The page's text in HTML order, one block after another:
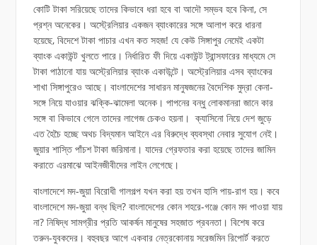
কোটি টাকা সরিয়েছে তাদের কিভাবে ধরা হবে বা আদৌ সম্ভব হবে কিনা, সে
প্রশ্ন অনেকের। অস্ট্রেলিয়ার একজন ব্যাংকারের সঙ্গে আলাপ করে ধারনা
হয়েছে, বিদেশে টাকা পাচার এখন কত সহজ! যে কেউ সিঙ্গাপুর নেমেই একটা
ব্যাংক একাউন্ট খুলতে পারে। নির্ধারিত ফী দিয়ে একাউন্ট ট্রান্সফারের মাধ্যমে সে
টাকা পাঠানো যায় অস্ট্রেলিয়ার ব্যাংক একাউন্টে। অস্ট্রেলিয়ার এসব ব্যাংকের
শাখা সিঙ্গাপুরেও আছে। বাংলাদেশের সাধারন মানুষজনের বৈদেশিক মুদ্রা কেনা-
সঙ্গে নিয়ে যাওয়ার ঝক্কি-ঝামেলা অনেক। পাপনের বন্ধু লোকমানরা জানে কার
সঙ্গে বা কিভাবে গেলে তাদের লাগেজ চেকও হয়না। ক্যাসিনো নিয়ে দেশ জুড়ে
এত হৈচৈ হচ্ছে অথচ বিদ্যমান আইনে এর বিরুদ্ধে ব্যবস্থা নেবার সুযোগ নেই।
জুয়ার শাস্তি পাঁচশ টাকা জরিমানা। যাদের গ্রেফতার করা হয়েছে তাদের জামিন
করাতে এরমাঝে আইনজীবীদের লাইন লেগেছে।
বাংলাদেশে মদ-জুয়া বিরোধী গালগল্প যখন করা হয় তখন হাসি পায়-রাগ হয়। কবে
বাংলাদেশে মদ-জুয়া বন্ধ ছিল? বাংলাদেশের কোন শহরে-গঞ্জে কোন মদ পাওয়া যায়
না? নিষিদ্ধ সামগ্রীর প্রতি আকর্ষন মানুষের সহজাত প্রবনতা। বিশেষ করে
তরুন-যুবকদের। বহুবছর আগে একবার নেত্রকোনায় সরেজমিন রিপোর্ট করতে